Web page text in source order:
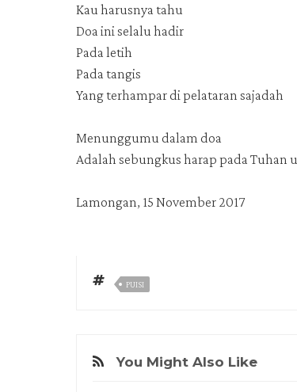
Kau harusnya tahu
Doa ini selalu hadir
Pada letih
Pada tangis
Yang terhampar di pelataran sajadah
Menunggumu dalam doa
Adalah sebungkus harap pada
Lamongan, 15 November 2017
PUISI
You Might Also Like